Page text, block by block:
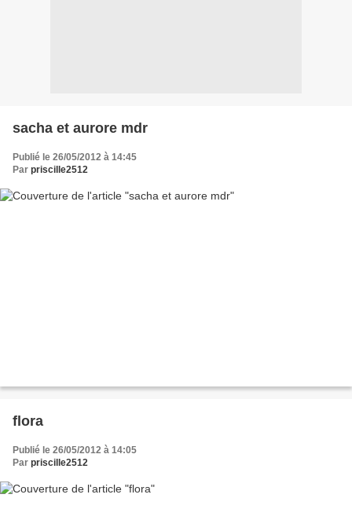
sacha et aurore mdr
Publié le 26/05/2012 à 14:45
Par priscille2512
flora
Publié le 26/05/2012 à 14:05
Par priscille2512